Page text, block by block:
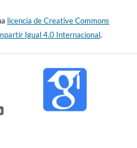
licencia de Creative Commons
Igual 4.0 Internacional.